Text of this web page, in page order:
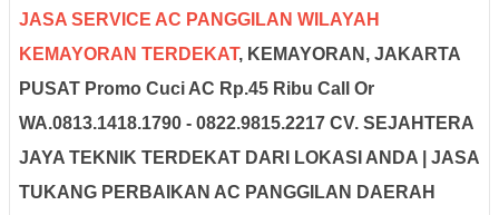
JASA SERVICE AC PANGGILAN WILAYAH
KEMAYORAN TERDEKAT, KEMAYORAN, JAKARTA
PUSAT Promo Cuci AC Rp.45 Ribu Call Or
WA.0813.1418.1790 - 0822.9815.2217 CV. SEJAHTERA
JAYA TEKNIK TERDEKAT DARI LOKASI ANDA | JASA
TUKANG PERBAIKAN AC PANGGILAN DAERAH